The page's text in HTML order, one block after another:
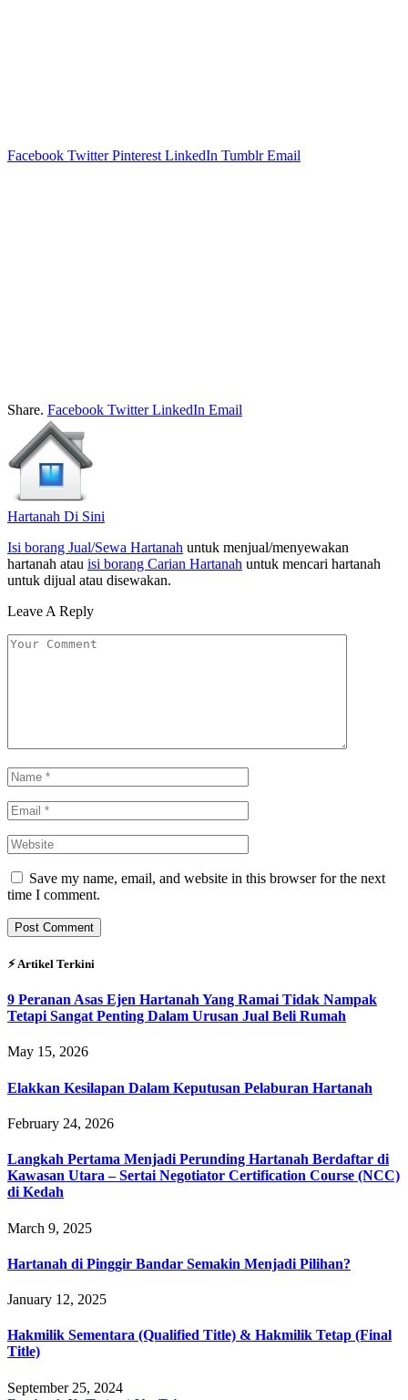
Facebook Twitter Pinterest LinkedIn Tumblr Email
Share. Facebook Twitter LinkedIn Email
Hartanah Di Sini
Isi borang Jual/Sewa Hartanah untuk menjual/menyewakan
hartanah atau isi borang Carian Hartanah untuk mencari hartanah
untuk dijual atau disewakan.
Leave A Reply
Save my name, email, and website in this browser for the next
time I comment.
⚡︎ Artikel Terkini
9 Peranan Asas Ejen Hartanah Yang Ramai Tidak Nampak
Tetapi Sangat Penting Dalam Urusan Jual Beli Rumah
May 15, 2026
Elakkan Kesilapan Dalam Keputusan Pelaburan Hartanah
February 24, 2026
Langkah Pertama Menjadi Perunding Hartanah Berdaftar di
Kawasan Utara – Sertai Negotiator Certification Course (NCC)
di Kedah
March 9, 2025
Hartanah di Pinggir Bandar Semakin Menjadi Pilihan?
January 12, 2025
Hakmilik Sementara (Qualified Title) & Hakmilik Tetap (Final
Title)
September 25, 2024